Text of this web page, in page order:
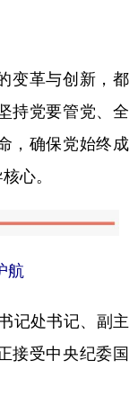
革与创新，都
持党要管党、全
，确保党始终成
心。
航
记处书记、副主
接受中央纪委国